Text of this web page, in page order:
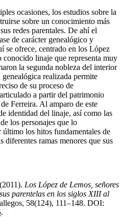
ocasiones, los estudios sobre la
sobre un conocimiento más
redes parentales. De ahí el
de carácter genealógico y
se ofrece, centrado en los López
linaje que representa muy
la segunda nobleza del interior
realizada permite
de su proceso de
a partir del patrimonio
Ferreira. Al amparo de este
identidad del linaje, así como las
los personajes que lo
último los hitos fundamentales de
diferentes ramas menores que sus
Los López de Lemos, señores
parentelas en los siglos XIII al
58(124), 111–148. DOI:
.